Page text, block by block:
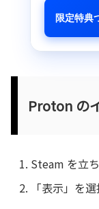
限定特典
Proton の
Steam を立
「表示」を